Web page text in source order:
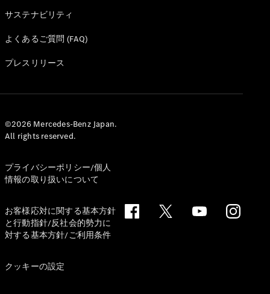
オンライン
ショールー
ム
認定中古車
ベント キャ
ンペーン
ローン)
法人のお客
認定中古車
とは
買取サービ
見積シミュ
サステナビリティ
よくあるご質問 (FAQ)
プレスリリース
©2026 Mercedes-Benz Japan.
All rights reserved.
プライバシーポリシー/個人
情報の取り扱いについて
お客様応対に関する基本方針
と行動指針/反社会的勢力に
対する基本方針/ご利用条件
クッキーの設定